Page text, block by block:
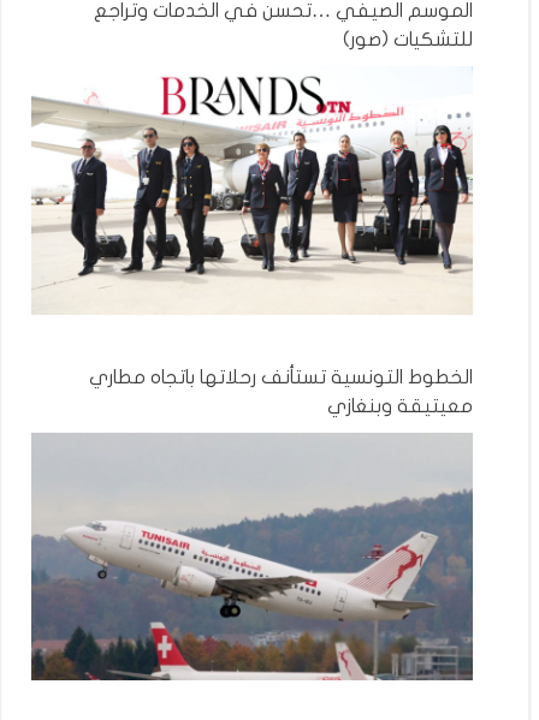
الموسم الصيفي …تحسن في الخدمات وتراجع
للتشكيات (صور)
الخطوط التونسية تستأنف رحلاتها باتجاه مطاري
معيتيقة وبنغازي